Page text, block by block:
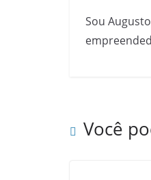
Sou
Você